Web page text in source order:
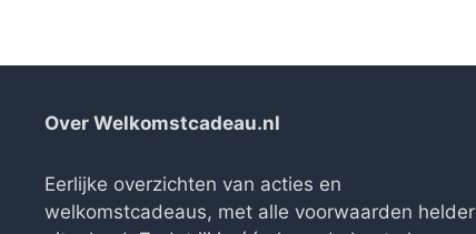
Over Welkomstcadeau.nl
Eerlijke overzichten van acties en
welkomstcadeaus, met alle voorwaarden helder